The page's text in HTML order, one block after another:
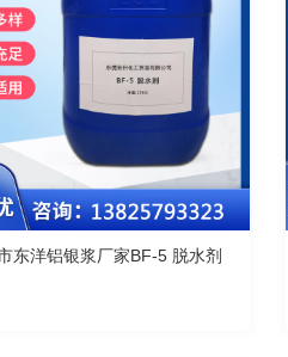
东洋铝银浆厂家BF-5 脱水剂